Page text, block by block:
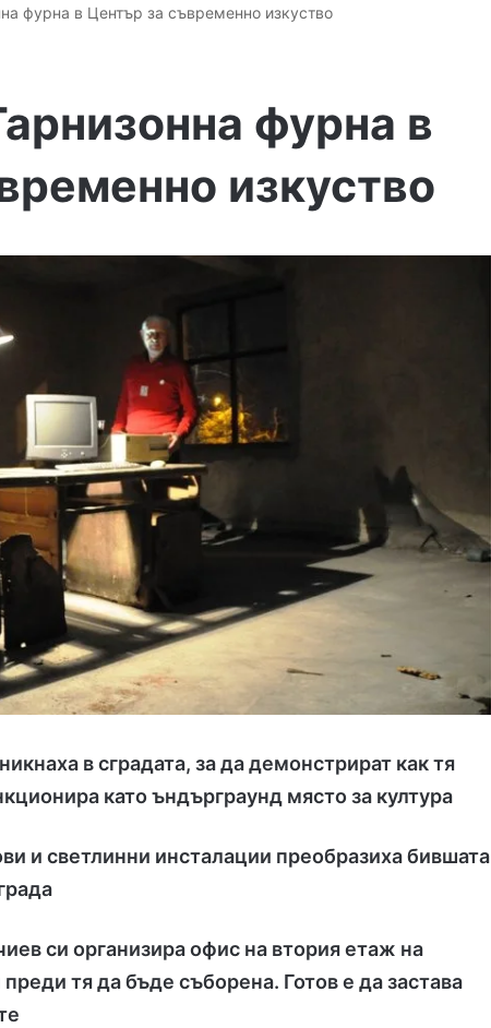
фурна в Център за съвременно изкуство
фурна в
изкуство
в сградата, за да демонстрират как тя
като ъндърграунд място за култура
и светлинни инсталации преобразиха бившата
си организира офис на втория етаж на
тя да бъде съборена. Готов е да застава